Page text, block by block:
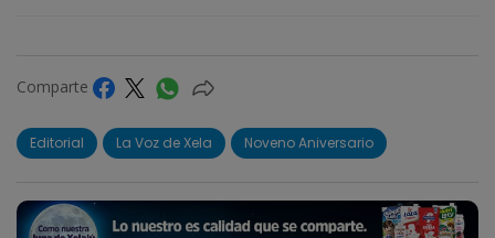
Comparte
Editorial La Voz de Xela Noveno Aniversario